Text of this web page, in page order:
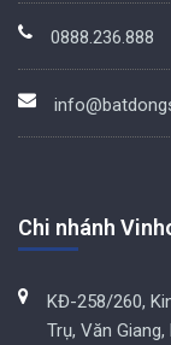
0888.236.888
Chi nhánh
KĐ-258/260,
Trụ, Văn